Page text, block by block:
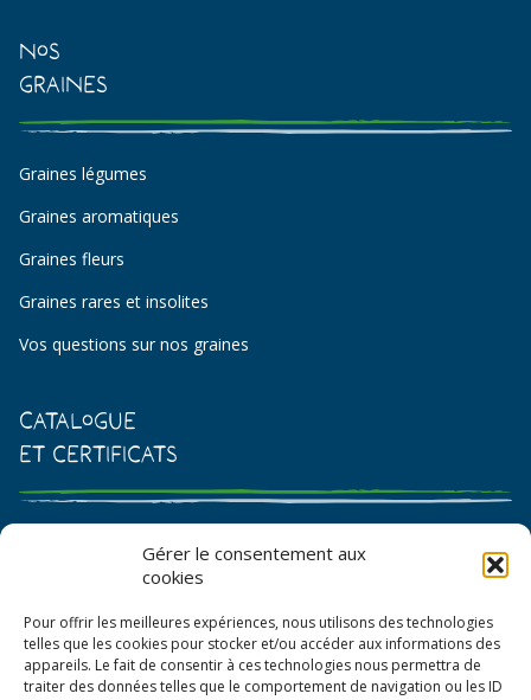
Gérer le consentement aux
cookies
Pour offrir les meilleures expériences, nous utilisons des technologies
telles que les cookies pour stocker et/ou accéder aux informations des
appareils. Le fait de consentir à ces technologies nous permettra de
traiter des données telles que le comportement de navigation ou les ID
Nos
Graines
Graines légumes
Graines aromatiques
Graines fleurs
Graines rares et insolites
Vos questions sur nos graines
Catalogue
et certificats
Catalogue de graines et semences
Bon de commande